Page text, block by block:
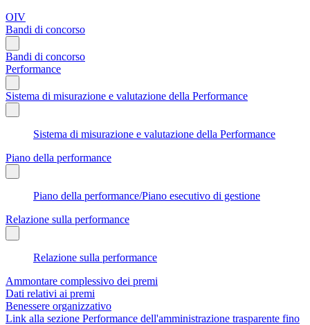
OIV
Bandi di concorso
Bandi di concorso
Performance
Sistema di misurazione e valutazione della Performance
Sistema di misurazione e valutazione della Performance
Piano della performance
Piano della performance/Piano esecutivo di gestione
Relazione sulla performance
Relazione sulla performance
Ammontare complessivo dei premi
Dati relativi ai premi
Benessere organizzativo
Link alla sezione Performance dell'amministrazione trasparente fino